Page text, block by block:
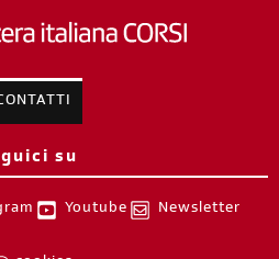
su
Youtube Newsletter